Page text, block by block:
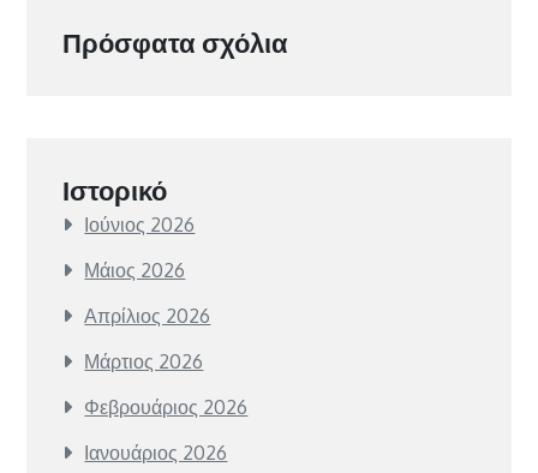
Πρόσφατα σχόλια
Ιστορικό
Ιούνιος 2026
Μάιος 2026
Απρίλιος 2026
Μάρτιος 2026
Φεβρουάριος 2026
Ιανουάριος 2026